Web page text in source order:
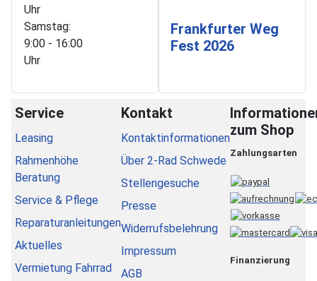
Uhr
Samstag:
9:00 - 16:00
Uhr
Frankfurter Weg
Fest 2026
Service
Leasing
Rahmenhöhe
Beratung
Service & Pflege
Reparaturanleitungen
Aktuelles
Vermietung Fahrrad
Kontakt
Kontaktinformationen
Über 2-Rad Schwede
Stellengesuche
Presse
Widerrufsbelehrung
Impressum
AGB
zum Shop
Zahlungsarten
Finanzierung